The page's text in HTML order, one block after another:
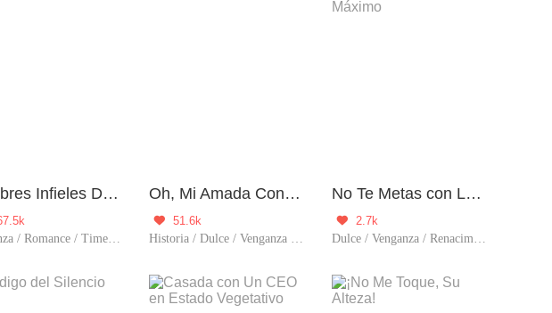
Hombres Infieles Deben Morir
Venganza / Romance / Timetravel / Sistema / Mujer poderosa
Oh, Mi Amada Concubina

51.6k
Historia / Dulce / Venganza / Timetravel
No Te Metas con La Madrastra de Nivel Máximo

2.7k
Dulce / Venganza / Renacimiento / Traición / Mujer poderosa